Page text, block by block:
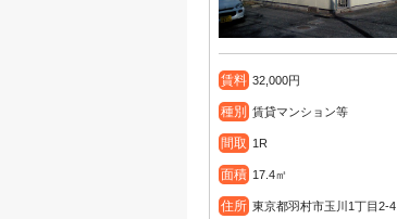
賃料 32,000円
種別 賃貸マンション等
間取 1R
面積 17.4㎡
住所 東京都羽村市玉川1丁目2-4